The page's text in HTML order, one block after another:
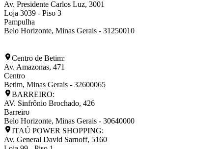
Av. Presidente Carlos Luz, 3001
Loja 3039 - Piso 3
Pampulha
Belo Horizonte, Minas Gerais - 31250010
Centro de Betim:
Av. Amazonas, 471
Centro
Betim, Minas Gerais - 32600065
BARREIRO:
AV. Sinfrônio Brochado, 426
Barreiro
Belo Horizonte, Minas Gerais - 30640000
ITAÚ POWER SHOPPING:
Av. General David Sarnoff, 5160